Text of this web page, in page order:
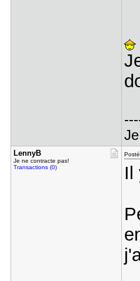
LennyB
Je ne contracte pas!
Transactions (0)
Il